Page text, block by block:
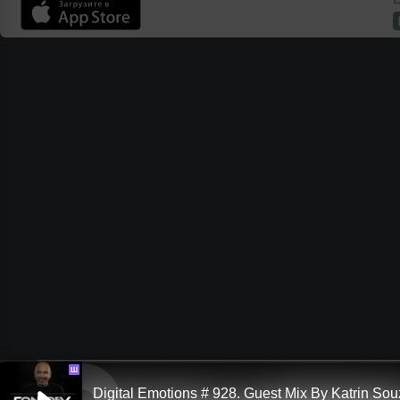
Ш
Digital Emotions # 928. Guest Mix By Katrin